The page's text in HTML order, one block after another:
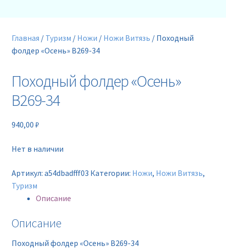
Доставка и оплата
Новинки
Главная / Туризм / Ножи / Ножи Витязь / Походный
фолдер «Осень» B269-34
Походный фолдер «Осень»
B269-34
940,00 ₽
Нет в наличии
Артикул: a54dbadfff03 Категории: Ножи, Ножи Витязь,
Туризм
Описание
Описание
Походный фолдер «Осень» B269-34